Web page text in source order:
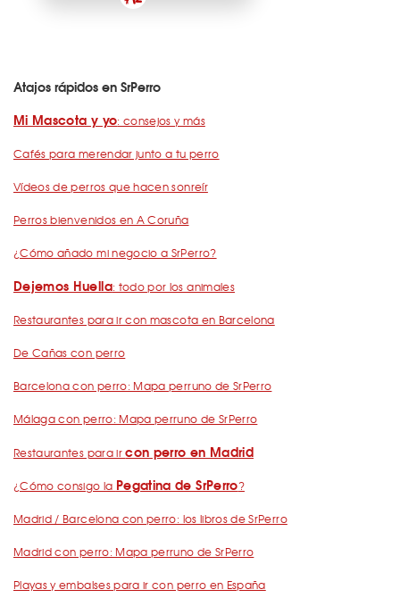
Atajos rápidos en SrPerro
Mi Mascota y yo: consejos y más
Cafés para merendar junto a tu perro
Vídeos de perros que hacen sonreír
Perros bienvenidos en A Coruña
¿Cómo añado mi negocio a SrPerro?
Dejemos Huella: todo por los animales
Restaurantes para ir con mascota en Barcelona
De Cañas con perro
Barcelona con perro: Mapa perruno de SrPerro
Málaga con perro: Mapa perruno de SrPerro
Restaurantes para ircon perro en Madrid
¿Cómo consigo la Pegatina de SrPerro?
Madrid / Barcelona con perro: los libros de SrPerro
Madrid con perro: Mapa perruno de SrPerro
Playas y embalses para ir con perro en España